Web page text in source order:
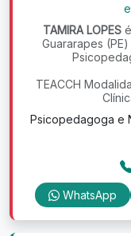
TAMIRA LOPESé
Guararapes
TEACCH
Psicopedagoga e
WhatsApp